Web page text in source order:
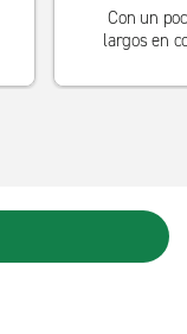
Con un
largos en
damos